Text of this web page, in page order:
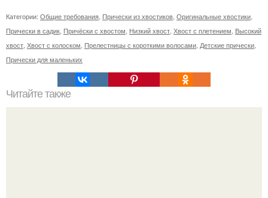
Категории: Общие требования Прически из хвостиков Оригинальные хвостики
Прически в садик Причёски с хвостом Низкий хвост Хвост с плетением Высокий
хвост Хвост с колоском Прелестницы с короткими волосами Детские прически
Прически для маленьких
Читайте также